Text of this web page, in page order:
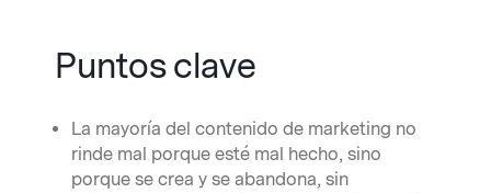
Puntos clave
La mayoría del contenido de marketing no
rinde mal porque esté mal hecho, sino
porque se crea y se abandona, sin